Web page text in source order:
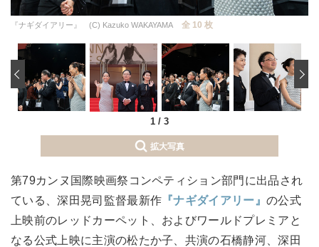
『ナギダイアリー』 (C) Kazuko WAKAYAMA 全 10 枚
1 / 3
‹
拡大写真
第79カンヌ国際映画祭コンペティション部門に出品され
ている、深田晃司監督最新作 『ナギダイアリー』の公式
上映前のレッドカーペット、およびワールドプレミアと
なる公式上映に主演の松たか子、共演の石橋静河、深田